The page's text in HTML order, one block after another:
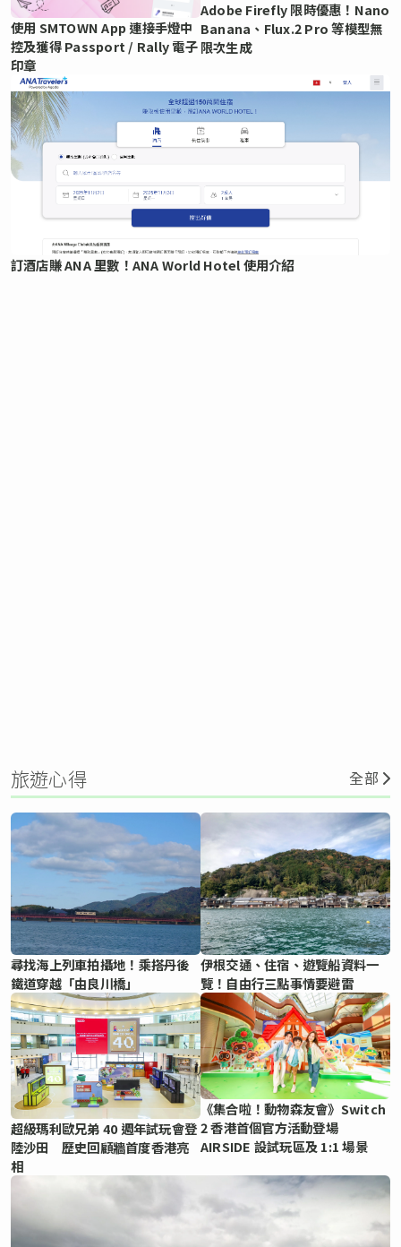
使用 SMTOWN App 連接手燈中
控及獲得 Passport / Rally 電子
印章
Adobe Firefly 限時優惠！Nano
Banana、Flux.2 Pro 等模型無
限次生成
訂酒店賺 ANA 里數！ANA World Hotel 使用介紹
旅遊心得 全部
尋找海上列車拍攝地！乘搭丹後
鐵道穿越「由良川橋」
伊根交通、住宿、遊覽船資料一
覽！自由行三點事情要避雷
超級瑪利歐兄弟 40 週年試玩會登
陸沙田 歷史回顧牆首度香港亮
相
《集合啦！動物森友會》Switch
2 香港首個官方活動登場
AIRSIDE 設試玩區及 1:1 場景